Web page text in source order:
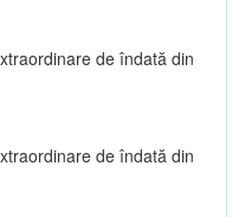
de îndată din
de îndată din